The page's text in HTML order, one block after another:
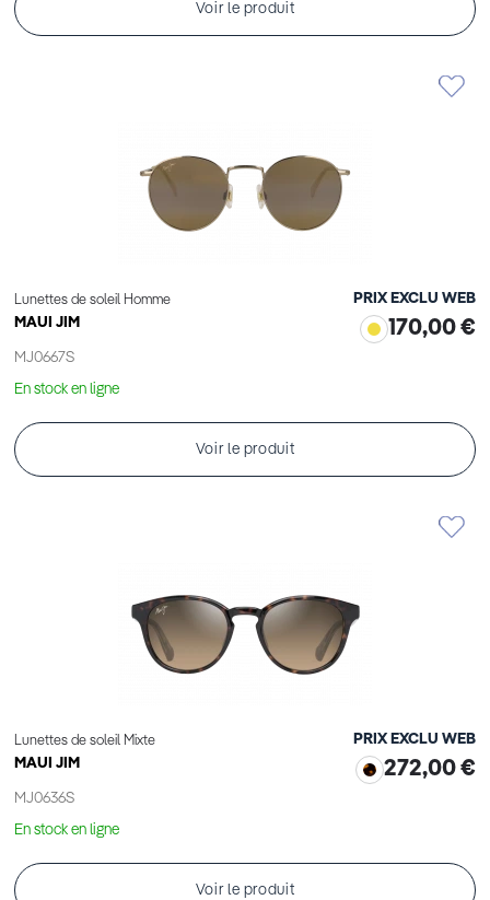
Voir le produit
Lunettes de soleil Homme
MAUI JIM
MJ0667S
PRIX EXCLU WEB
170,00 €
En stock en ligne
Voir le produit
Lunettes de soleil Mixte
MAUI JIM
MJ0636S
PRIX EXCLU WEB
272,00 €
En stock en ligne
Voir le produit